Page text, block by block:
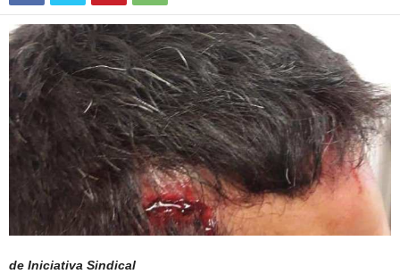
de Iniciativa Sindical